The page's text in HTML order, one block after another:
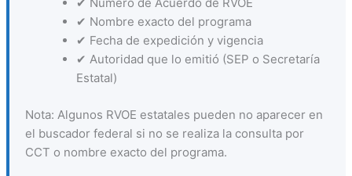
✔ Nombre exacto del programa
✔ Fecha de expedición y vigencia
✔ Autoridad que lo emitió (SEP o Secretaría
Estatal)
Nota: Algunos RVOE estatales pueden no aparecer en
el buscador federal si no se realiza la consulta por
CCT o nombre exacto del programa.